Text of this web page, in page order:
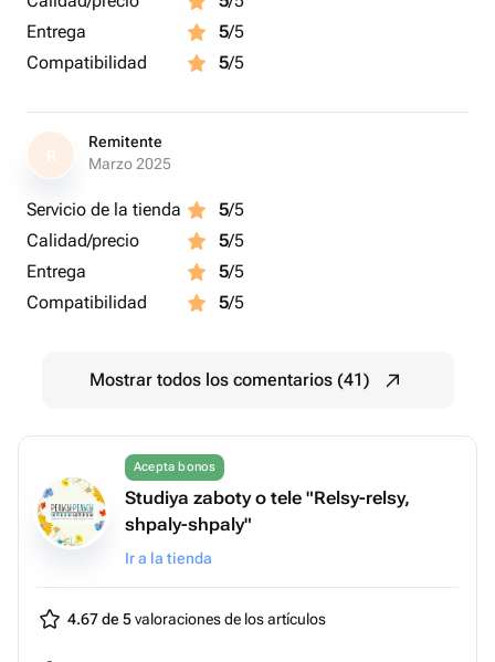
Entrega
5/5
Compatibilidad
5/5
R
Remitente
Marzo 2025
Servicio de la tienda 5/5
Calidad/precio
5/5
Entrega
5/5
Compatibilidad
5/5
Mostrar todos los comentarios (41)
Acepta bonos
Studiya zaboty o tele "Relsy-relsy,
shpaly-shpaly"
Ir a la tienda
4.67 de 5valoraciones de los artículos